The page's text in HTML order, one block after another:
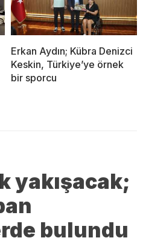
Erkan Aydın; Kübra Denizci
Keskin, Türkiye’ye örnek
bir sporcu
yakışacak;
bulundu